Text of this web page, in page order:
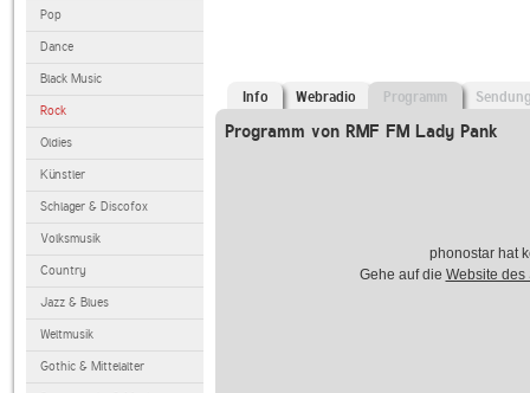
Pop
Dance
Black Music
Rock
Oldies
Künstler
Schlager & Discofox
Volksmusik
Country
Jazz & Blues
Weltmusik
Gothic & Mittelalter
Info Webradio Programm
Programm von RMF FM Lady Pank
phonostar hat
Gehe auf die Website des